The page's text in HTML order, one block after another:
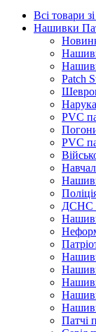
Всі товари
Нашивки
Рatch
PVC
PVC
ДСНС
Патчі